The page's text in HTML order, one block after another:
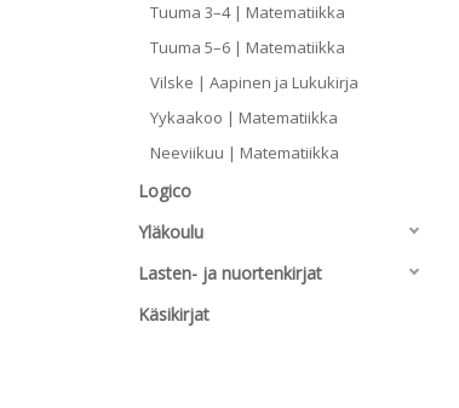
Tuuma 3–4 | Matematiikka
Tuuma 5–6 | Matematiikka
Vilske | Aapinen ja Lukukirja
Yykaakoo | Matematiikka
Neeviikuu | Matematiikka
Logico
Yläkoulu
Lasten- ja nuortenkirjat
Käsikirjat